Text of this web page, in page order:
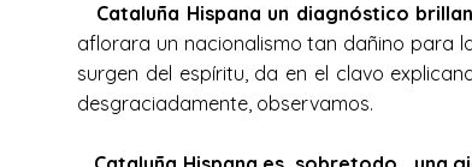
Cataluña Hispana un diagnóstico
aflorara un nacionalismo tan dañino para
surgen del espíritu, da en el clavo
desgraciadamente, observamos.